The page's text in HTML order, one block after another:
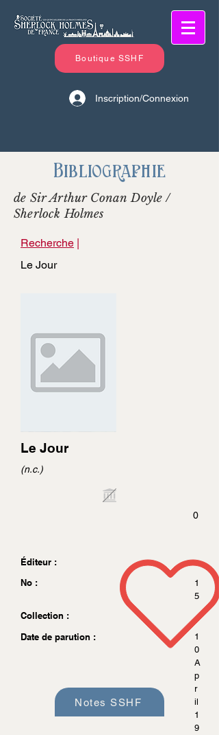
Boutique SSHF
Inscription/Connexion
Bibliographie
de Sir Arthur Conan Doyle /
Sherlock Holmes
Recherche |
Le Jour
Le Jour
(n.c.)
0
Éditeur :
No :
1
5
Collection :
Date de parution :
1
0
A
p
r
il
1
9
Notes SSHF